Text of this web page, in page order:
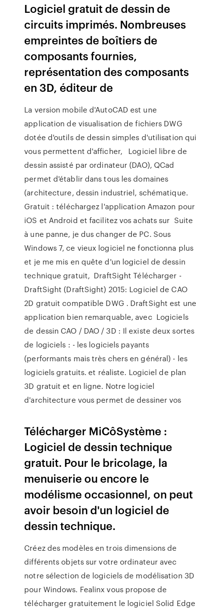
Logiciel gratuit de dessin de
circuits imprimés. Nombreuses
empreintes de boîtiers de
composants fournies,
représentation des composants
en 3D, éditeur de
La version mobile d'AutoCAD est une
application de visualisation de fichiers DWG
dotée d'outils de dessin simples d'utilisation qui
vous permettent d'afficher, Logiciel libre de
dessin assisté par ordinateur (DAO), QCad
permet d'établir dans tous les domaines
(architecture, dessin industriel, schématique.
Gratuit : téléchargez l'application Amazon pour
iOS et Android et facilitez vos achats sur Suite
à une panne, je dus changer de PC. Sous
Windows 7, ce vieux logiciel ne fonctionna plus
et je me mis en quête d'un logiciel de dessin
technique gratuit, DraftSight Télécharger -
DraftSight (DraftSight) 2015: Logiciel de CAO
2D gratuit compatible DWG . DraftSight est une
application bien remarquable, avec Logiciels
de dessin CAO / DAO / 3D : Il existe deux sortes
de logiciels : - les logiciels payants
(performants mais très chers en général) - les
logiciels gratuits. et réaliste. Logiciel de plan
3D gratuit et en ligne. Notre logiciel
d'architecture vous permet de dessiner vos
Télécharger MiCôSystème :
Logiciel de dessin technique
gratuit. Pour le bricolage, la
menuiserie ou encore le
modélisme occasionnel, on peut
avoir besoin d'un logiciel de
dessin technique.
Créez des modèles en trois dimensions de
différents objets sur votre ordinateur avec
notre sélection de logiciels de modélisation 3D
pour Windows. Fealinx vous propose de
télécharger gratuitement le logiciel Solid Edge